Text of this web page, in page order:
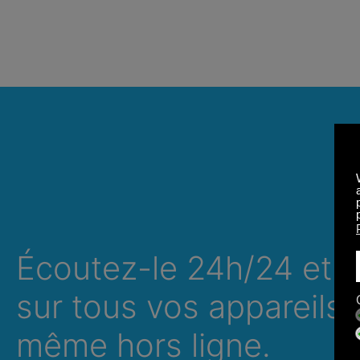
Écoutez-le 24h/24 et
sur tous vos appareils,
même hors ligne.